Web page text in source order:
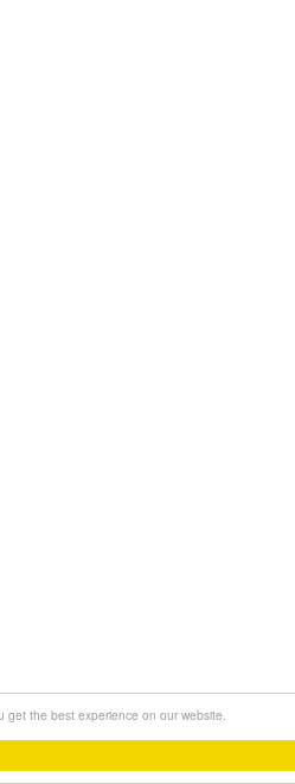
get the best experience on our website.